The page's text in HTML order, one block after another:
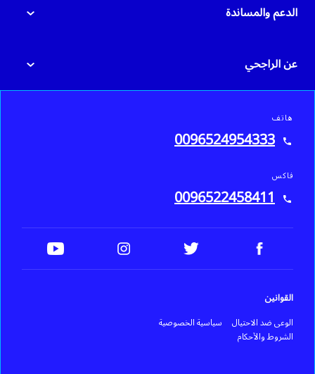
الدعم والمساندة
عن الراجحي
هاتف
0096524954333
فاكس
0096522458411
القوانين
الوعي ضد الاحتيال سياسية الخصوصية
الشروط والأحكام